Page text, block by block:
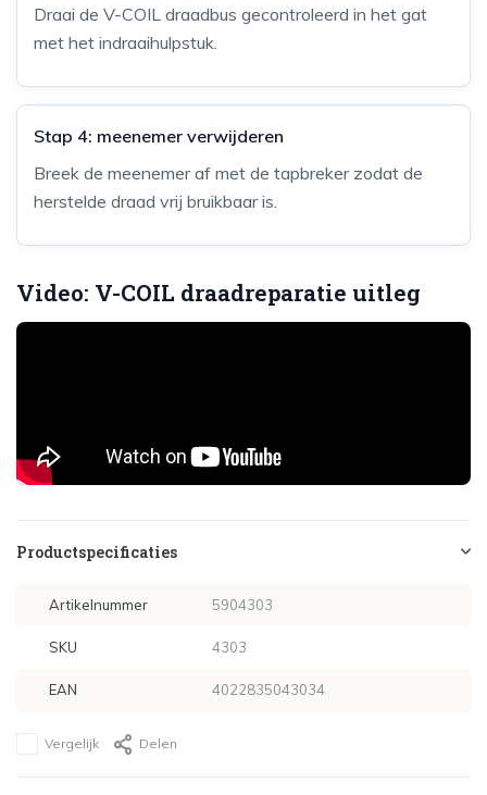
Draai de V-COIL draadbus gecontroleerd in het gat
met het indraaihulpstuk.
Stap 4: meenemer verwijderen
Breek de meenemer af met de tapbreker zodat de
herstelde draad vrij bruikbaar is.
Video: V-COIL draadreparatie uitleg
Productspecificaties
Artikelnummer 5904303
SKU 4303
EAN 4022835043034
Vergelijk Delen